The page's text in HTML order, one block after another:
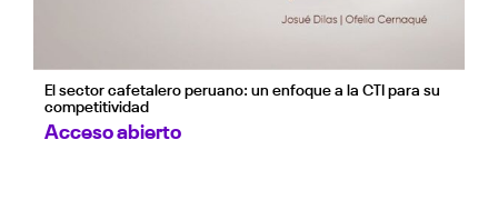
El sector cafetalero peruano: un enfoque a la CTI para su
competitividad
Acceso abierto